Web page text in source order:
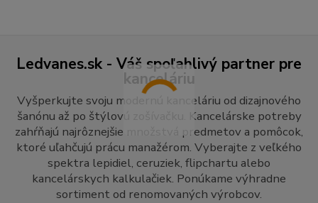
Ledvanes.sk - Váš spoľahlivý partner pre
kanceláriu
Vyšperkujte svoju modernú kanceláriu od dizajnového
šanónu až po štýlovú zošívačku. Kancelárske potreby
zahŕňajú najrôznejšie množstvá predmetov a pomôcok,
ktoré uľahčujú prácu manažérom. Vyberajte z veľkého
spektra lepidiel, ceruziek, flipchartu alebo
kancelárskych kalkulačiek. Ponúkame výhradne
sortiment od renomovaných výrobcov.